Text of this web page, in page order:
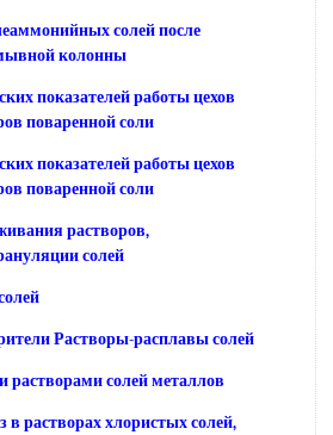
солей после
колонны
показателей работы цехов
поваренной соли
показателей работы цехов
поваренной соли
растворов,
солей
Растворы-расплавы солей
солей металлов
в растворах хлористых солей,